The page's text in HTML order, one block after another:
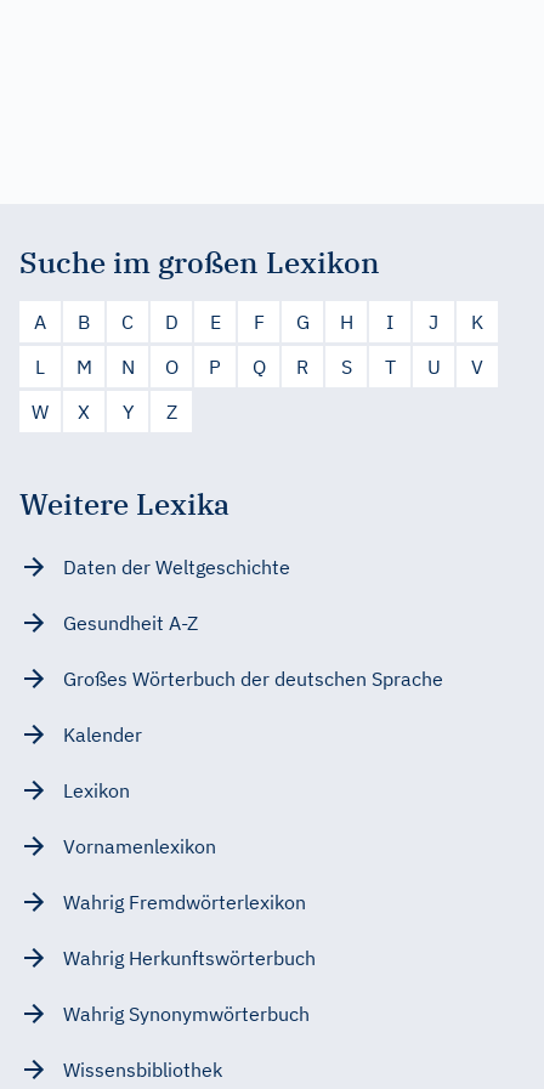
Suche im großen Lexikon
A B C D E F G H I J
K
L
M N O P Q R S T U
V
W
X Y Z
Weitere Lexika
Daten der Weltgeschichte
Gesundheit A-Z
Großes Wörterbuch der deutschen Sprache
Kalender
Lexikon
Vornamenlexikon
Wahrig Fremdwörterlexikon
Wahrig Herkunftswörterbuch
Wahrig Synonymwörterbuch
Wissensbibliothek